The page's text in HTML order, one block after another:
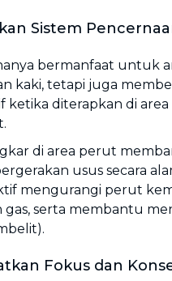
Sistem
bermanfaat untuk
kaki, tetapi juga
ketika diterapkan di
di area perut
usus secara
mengurangi perut
serta membantu
Fokus dan